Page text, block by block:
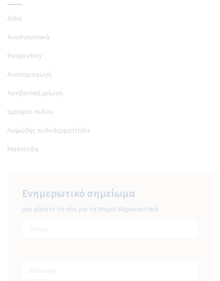
Aλλά
Aναπνευστικά
Respiratory
Αναπαραγωγή
Αντιβιοτική μείωση
Εμπειρία πεδίου
Λοιμώδης ποδοδερματίτιδα
Μαστίτιδα
Ενημερωτικό σημείωμα
μην χάσετε τα νέα για τα Μικρά Μηρυκαστικά
Πρόγραμμα ελέγχου της
μέτρων και πρακτικών, επικυρωμένων για τη
βελτίωση της υγείας του μαστού και της
ποιότητας του γάλακτος στις